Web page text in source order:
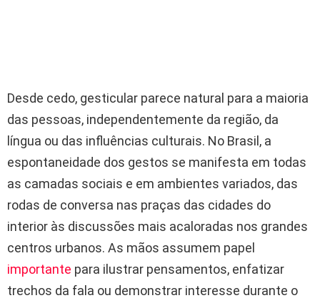
Desde cedo, gesticular parece natural para a maioria
das pessoas, independentemente da região, da
língua ou das influências culturais. No Brasil, a
espontaneidade dos gestos se manifesta em todas
as camadas sociais e em ambientes variados, das
rodas de conversa nas praças das cidades do
interior às discussões mais acaloradas nos grandes
centros urbanos. As mãos assumem papel
importante para ilustrar pensamentos, enfatizar
trechos da fala ou demonstrar interesse durante o